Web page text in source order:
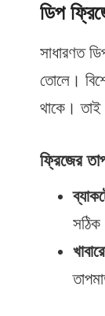
ডিপ
সাধারণত
তোলে।
থাকে। তাই
ফ্রিজের
সঠিক